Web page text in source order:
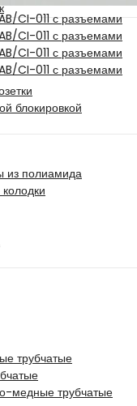
блокировкой
из полиамида
трубчатые
медные трубчатые